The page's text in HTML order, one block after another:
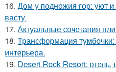
16. Дом у подножия гор: уют
васту.
17. Актуальные сочетания
18. Трансформация
интерьера.
19. Desert Rock Resort: